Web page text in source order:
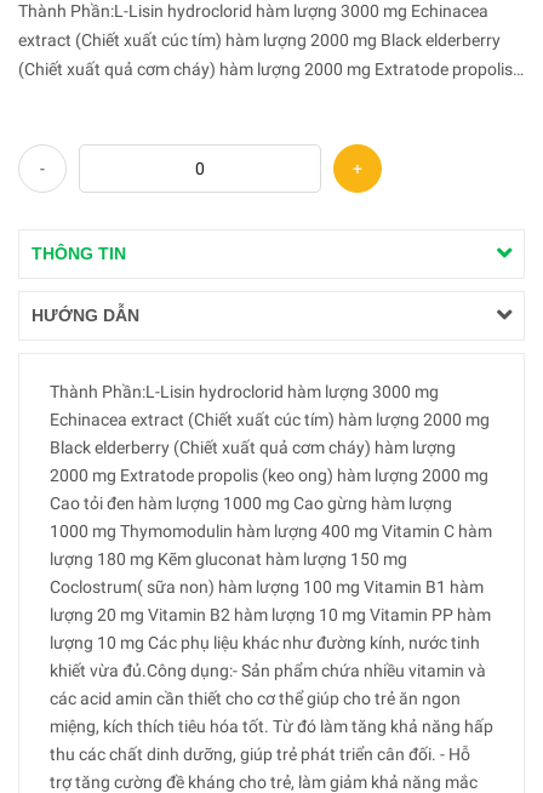
Thành Phần:L-Lisin hydroclorid hàm lượng 3000 mg Echinacea
extract (Chiết xuất cúc tím) hàm lượng 2000 mg Black elderberry
(Chiết xuất quả cơm cháy) hàm lượng 2000 mg Extratode propolis
- +
THÔNG TIN
HƯỚNG DẪN
Thành Phần:L-Lisin hydroclorid hàm lượng 3000 mg
Echinacea extract (Chiết xuất cúc tím) hàm lượng 2000 mg
Black elderberry (Chiết xuất quả cơm cháy) hàm lượng
2000 mg Extratode propolis (keo ong) hàm lượng 2000 mg
Cao tỏi đen hàm lượng 1000 mg Cao gừng hàm lượng
1000 mg Thymomodulin hàm lượng 400 mg Vitamin C hàm
lượng 180 mg Kẽm gluconat hàm lượng 150 mg
Coclostrum( sữa non) hàm lượng 100 mg Vitamin B1 hàm
lượng 20 mg Vitamin B2 hàm lượng 10 mg Vitamin PP hàm
lượng 10 mg Các phụ liệu khác như đường kính, nước tinh
khiết vừa đủ.Công dụng:- Sản phẩm chứa nhiều vitamin và
các acid amin cần thiết cho cơ thể giúp cho trẻ ăn ngon
miệng, kích thích tiêu hóa tốt. Từ đó làm tăng khả năng hấp
thu các chất dinh dưỡng, giúp trẻ phát triển cân đối. - Hỗ
trợ tăng cường đề kháng cho trẻ, làm giảm khả năng mắc